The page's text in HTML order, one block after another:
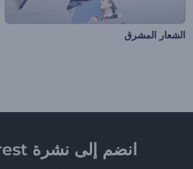
الشعار المشرق
انضم إلى نشرة Renderforest الإخبارية